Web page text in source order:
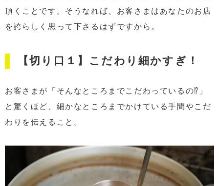
頂くことです。そうなれば、お客さまはあなたのお店
を誇らしく思って下さるはずですから。
【切り口１】こだわり細かすぎ！
お客さまが「そんなところまでこだわっているの⁉」
と驚くほど、細かなところまでかけている手間やこだ
わりを伝えること。